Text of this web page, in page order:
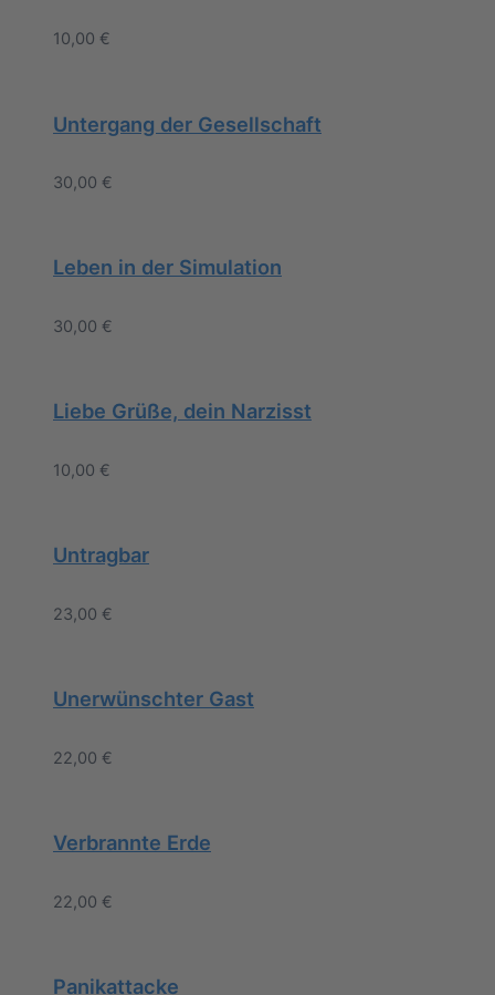
10,00 €
Untergang der Gesellschaft
30,00 €
Leben in der Simulation
30,00 €
Liebe Grüße, dein Narzisst
10,00 €
Untragbar
23,00 €
Unerwünschter Gast
22,00 €
Verbrannte Erde
22,00 €
Panikattacke